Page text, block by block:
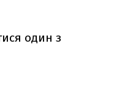
один з